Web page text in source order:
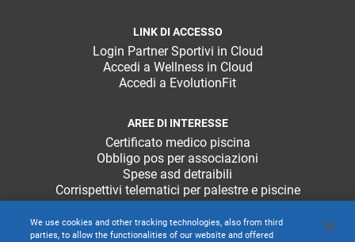
LINK DI ACCESSO
Login Partner Sportivi in Cloud
Accedi a Wellness in Cloud
Accedi a EvolutionFit
AREE DI INTERESSE
Certificato medico piscina
Obbligo pos per associazioni
Spese asd detraibili
Corrispettivi telematici per palestre e piscine
We use cookies and other tracking technologies, also from third
parties, to allow the functionalities of our website and offered